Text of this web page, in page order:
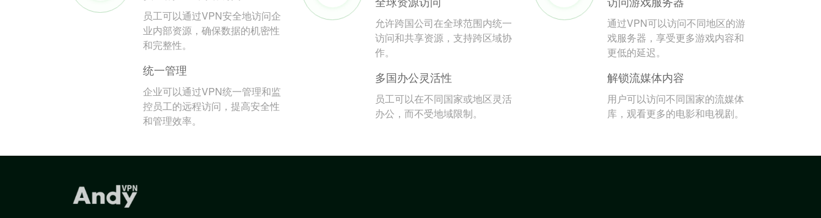
员工可以通过VPN安全地访问企
业内部资源，确保数据的机密性
和完整性。
统一管理
企业可以通过VPN统一管理和监
控员工的远程访问，提高安全性
和管理效率。
允许跨国公司在全球范围内统一
访问和共享资源，支持跨区域协
作。
多国办公灵活性
员工可以在不同国家或地区灵活
办公，而不受地域限制。
通过VPN可以访问不同地区的游
戏服务器，享受更多游戏内容和
更低的延迟。
解锁流媒体内容
用户可以访问不同国家的流媒体
库，观看更多的电影和电视剧。